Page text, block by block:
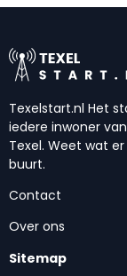
Texelstart.nl Het
iedere inwoner
Texel. Weet wat
buurt.
Contact
Over ons
Sitemap